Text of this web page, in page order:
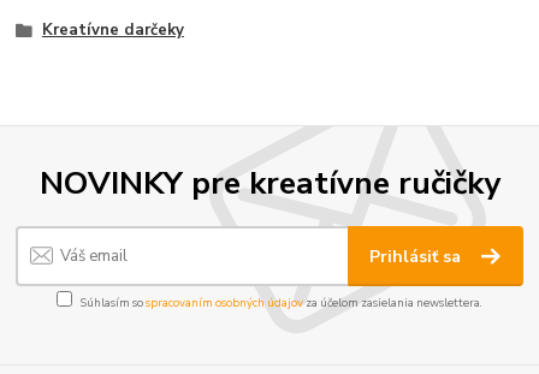
Kreatívne darčeky
NOVINKY pre kreatívne ručičky
Prihlásiť sa
Súhlasím sospracovaním osobných údajov za účelom zasielania newslettera.